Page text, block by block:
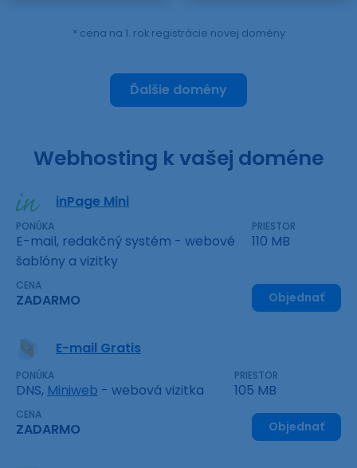
* cena na 1. rok registrácie novej domény
Ďalšie domény
Webhosting k vašej doméne
inPage Mini
PONÚKA
E-mail, redakčný systém - webové
šablóny a vizitky
PRIESTOR
110 MB
CENA
ZADARMO Objednať
E-mail Gratis
PONÚKA
DNS, Miniweb - webová vizitka
PRIESTOR
105 MB
CENA
ZADARMO Objednať